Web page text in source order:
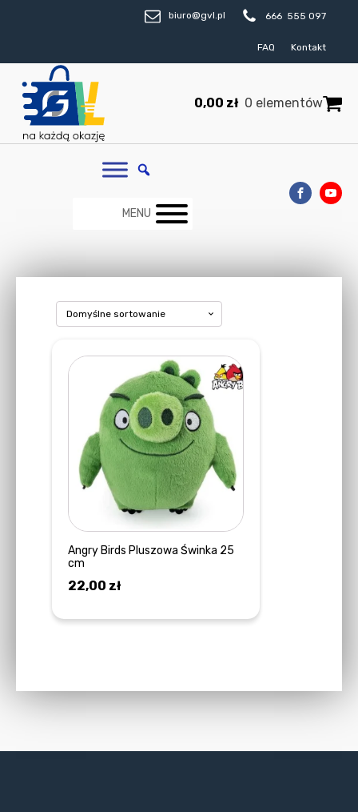
biuro@gvl.pl 666 555 097
FAQ Kontakt
0,00 zł 0 elementów
MENU
Angry Birds Pluszowa Świnka 25
cm
22,00 zł